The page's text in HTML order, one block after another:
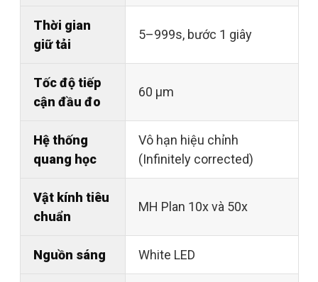
Thời gian
giữ tải
5–999s, bước 1 giây
Tốc độ tiếp
cận đầu đo
60 μm
Hệ thống
quang học
Vô hạn hiệu chỉnh
(Infinitely corrected)
Vật kính tiêu
chuẩn
MH Plan 10x và 50x
Nguồn sáng White LED